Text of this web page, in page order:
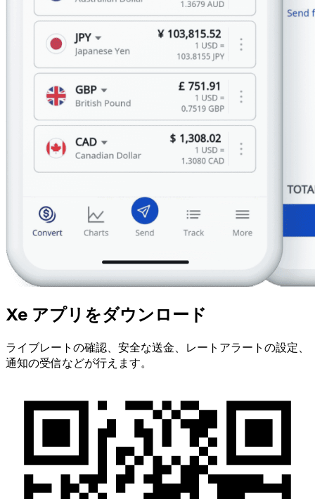
Xe アプリをダウンロード
ライブレートの確認、安全な送金、レートアラートの設定、
通知の受信などが行えます。